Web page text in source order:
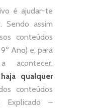
é ajudar-te
Sendo assim
conteúdos
Ano) e, para
acontecer,
haja qualquer
conteúdos
Explicado –